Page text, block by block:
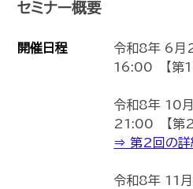
セミナー概要
開催日程
令和8年 6
16:00 【第1
令和8年 10
21:00 【第2
⇒ 第2回の詳
令和8年 11